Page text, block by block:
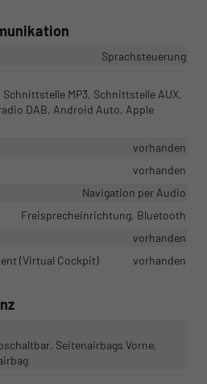
Sprachsteuerung
MP3, Schnittstelle AUX,
DAB, Android Auto, Apple
vorhanden
vorhanden
Navigation per Audio
Freisprecheinrichtung, Bluetooth
vorhanden
(Virtual Cockpit)
vorhanden
Seitenairbags Vorne,